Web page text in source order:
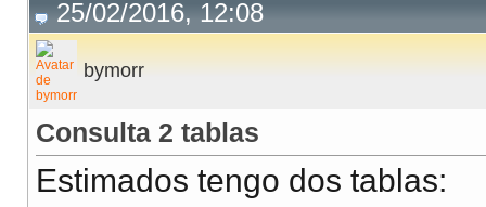
25/02/2016, 12:08
bymorr
Consulta 2 tablas
Estimados tengo dos tablas: